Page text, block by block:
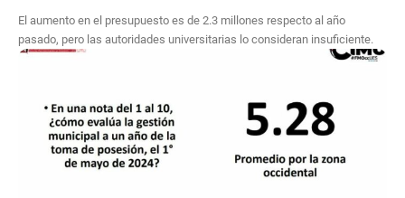
El aumento en el presupuesto es de 2.3 millones respecto al año
pasado, pero las autoridades universitarias lo consideran insuficiente.